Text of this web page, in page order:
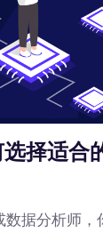
择适合
据分析师，